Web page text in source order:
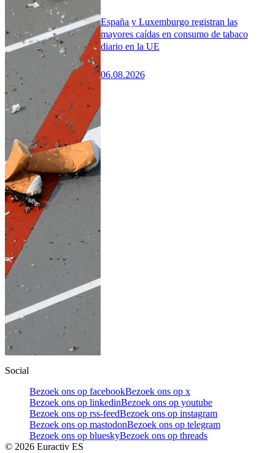
España y Luxemburgo registran las
mayores caídas en consumo de tabaco
diario en la UE
06.08.2026
Social
Bezoek ons op facebookBezoek ons op x
Bezoek ons op linkedinBezoek ons op youtube
Bezoek ons op rss-feedBezoek ons op instagram
Bezoek ons op mastodonBezoek ons op telegram
Bezoek ons op blueskyBezoek ons op threads
© 2026 Euractiv ES